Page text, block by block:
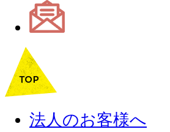
法人のお客様へ